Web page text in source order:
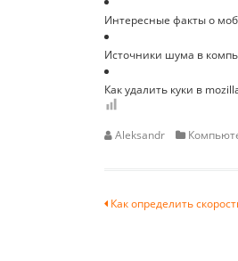
Интересные факты о
Источники шума в
Как удалить куки в
Aleksandr
Навигация
Как определить